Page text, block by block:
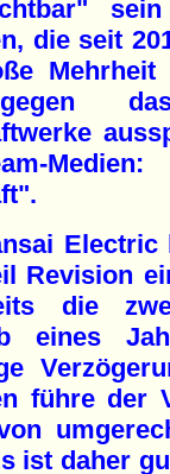
die seit
Mehrheit
das
Electric
Revision
die
eines
führe der
ist daher